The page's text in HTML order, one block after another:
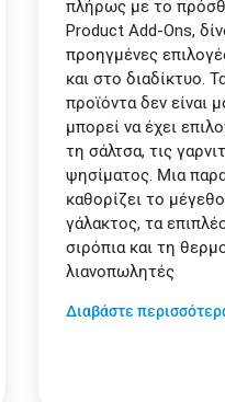
πλήρως με το
Product Add-Ons,
προηγμένες
και στο διαδίκτυο.
προϊόντα δεν είναι
μπορεί να έχει
τη σάλτσα, τις
ψησίματος. Μια
καθορίζει το
γάλακτος, τα
σιρόπια και τη
λιανοπωλητές
Διαβάστε